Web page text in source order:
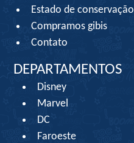
Estado de conservação
Compramos gibis
Contato
DEPARTAMENTOS
Disney
Marvel
DC
Faroeste